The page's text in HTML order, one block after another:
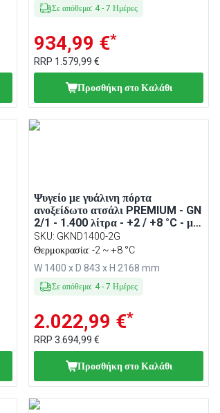
Σε απόθεμα: 4- 7 Ημέρες
934,99 €*
RRP 1.579,99 €
Προσθήκη στο Καλάθι
Ψυγείο με γυάλινη πόρτα
ανοξείδωτο ατσάλι PREMIUM - GN
2/1 - 1.400 λίτρα - +2 / +8 °C - με
2 γυάλινες πόρτες - Αυτόματη
απόψυξη, LED φωτισμός,
Κλειδαριά, R290
SKU: GKND1400-2G
Θερμοκρασία: -2 ~ +8 °C
W 1400 x D 843 x H 2168 mm
Σε απόθεμα: 4- 7 Ημέρες
2.022,99 €*
RRP 3.694,99 €
Προσθήκη στο Καλάθι